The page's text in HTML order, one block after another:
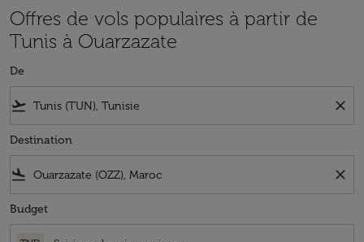
Offres de vols populaires à partir de
Tunis à Ouarzazate
De
flight_takeoff close
Destination
flight_land close
Budget